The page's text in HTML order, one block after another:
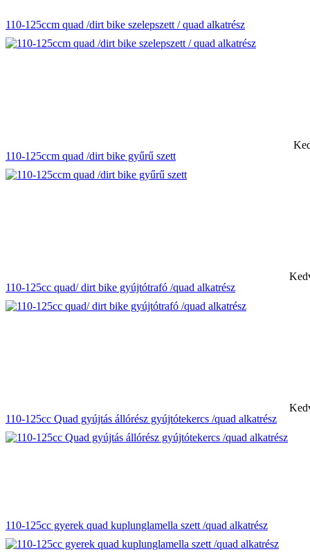
110-125ccm quad /dirt bike szelepszett / quad alkatrész
110-125ccm quad /dirt bike gyűrű szett
110-125cc quad/ dirt bike gyújtótrafó /quad alkatrész
110-125cc Quad gyújtás állórész gyújtótekercs /quad alkatrész
110-125cc gyerek quad kuplunglamella szett /quad alkatrész